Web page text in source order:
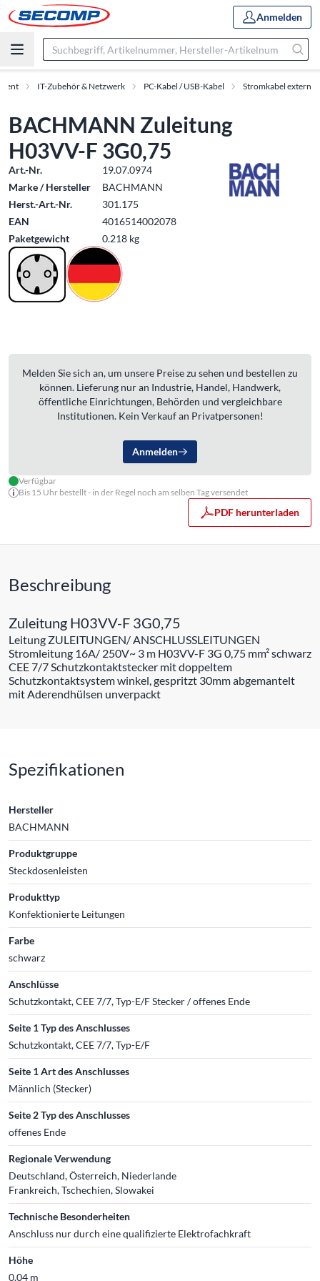
Anmelden
IT-Zubehör & Netzwerk PC-Kabel / USB-Kabel Stromkabel extern
BACHMANN Zuleitung
H03VV-F 3G0,75
Art.-Nr.
19.07.0974
Marke / Hersteller
BACHMANN
Herst.-Art.-Nr.
301.175
EAN
4016514002078
Paketgewicht
0.218 kg
Melden Sie sich an, um unsere Preise zu sehen und bestellen zu
können. Lieferung nur an Industrie, Handel, Handwerk,
öffentliche Einrichtungen, Behörden und vergleichbare
Institutionen. Kein Verkauf an Privatpersonen!
Anmelden
Verfügbar
Bis 15 Uhr bestellt - in der Regel noch am selben Tag versendet
PDF herunterladen
Beschreibung
Zuleitung H03VV-F 3G0,75
Leitung ZULEITUNGEN/ ANSCHLUSSLEITUNGEN
Stromleitung 16A/ 250V~ 3 m H03VV-F 3G 0,75 mm² schwarz
CEE 7/7 Schutzkontaktstecker mit doppeltem
Schutzkontaktsystem winkel, gespritzt 30mm abgemantelt
mit Aderendhülsen unverpackt
Spezifikationen
Hersteller
BACHMANN
Produktgruppe
Steckdosenleisten
Produkttyp
Konfektionierte Leitungen
Farbe
schwarz
Anschlüsse
Schutzkontakt, CEE 7/7, Typ-E/F Stecker / offenes Ende
Seite 1 Typ des Anschlusses
Schutzkontakt, CEE 7/7, Typ-E/F
Seite 1 Art des Anschlusses
Männlich (Stecker)
Seite 2 Typ des Anschlusses
offenes Ende
Regionale Verwendung
Deutschland, Österreich, Niederlande
Frankreich, Tschechien, Slowakei
Technische Besonderheiten
Anschluss nur durch eine qualifizierte Elektrofachkraft
Höhe
0.04 m